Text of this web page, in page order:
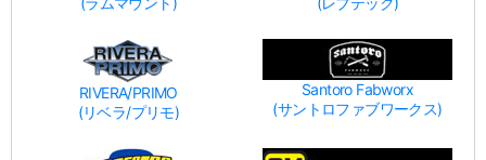
RIVERA/PRIMO
(リベラ/プリモ)
Santoro Fabworx
(サントロファブワークス)